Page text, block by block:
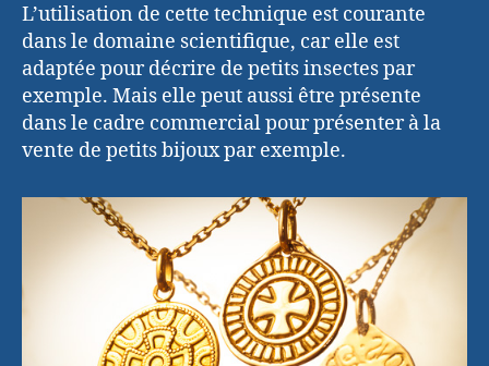
L’utilisation de cette technique est courante
dans le domaine scientifique, car elle est
adaptée pour décrire de petits insectes par
exemple. Mais elle peut aussi être présente
dans le cadre commercial pour présenter à la
vente de petits bijoux par exemple.